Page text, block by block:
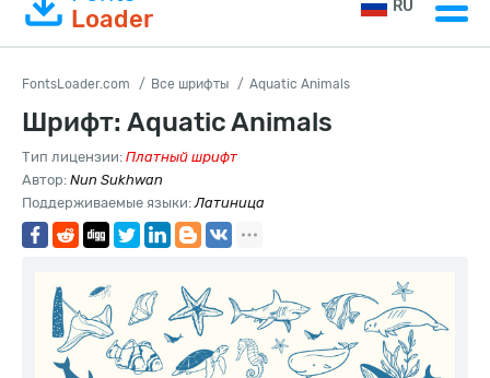
Loader
RU
FontsLoader.com Все шрифты Aquatic Animals
Шрифт: Aquatic Animals
Тип лицензии: Платный шрифт
Автор: Nun Sukhwan
Поддерживаемые языки:Латиница